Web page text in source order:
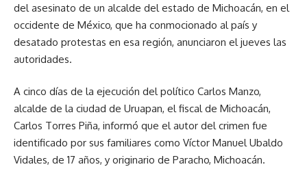
del asesinato de un alcalde del estado de Michoacán, en el
occidente de México, que ha conmocionado al país y
desatado protestas en esa región, anunciaron el jueves las
autoridades.
A cinco días de la ejecución del político Carlos Manzo,
alcalde de la ciudad de Uruapan, el fiscal de Michoacán,
Carlos Torres Piña, informó que el autor del crimen fue
identificado por sus familiares como Víctor Manuel Ubaldo
Vidales, de 17 años, y originario de Paracho, Michoacán.